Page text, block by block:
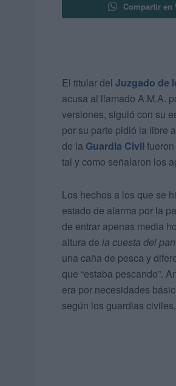
Compartir en
El titular del Juzgado de
acusa al llamado A.M.A.
versiones, siguió con su
por su parte pidió la libre
de la Guardia Civil
tal y como señalaron los
Los hechos a los que se
estado de alarma por la
de entrar apenas media
altura de la cuesta del
una caña de pesca y
que “estaba pescando”.
era por necesidades
según los guardias